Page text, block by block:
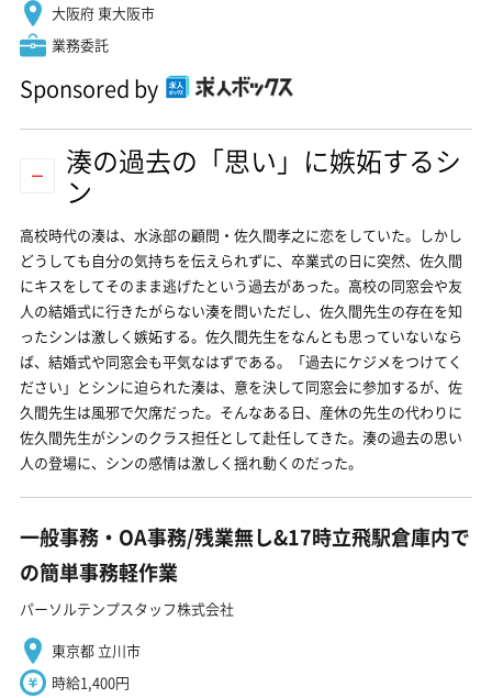
大阪府 東大阪市
業務委託
Sponsored by
湊の過去の「思い」に嫉妬するシ
ン
高校時代の湊は、水泳部の顧問・佐久間孝之に恋をしていた。しかし
どうしても自分の気持ちを伝えられずに、卒業式の日に突然、佐久間
にキスをしてそのまま逃げたという過去があった。高校の同窓会や友
人の結婚式に行きたがらない湊を問いただし、佐久間先生の存在を知
ったシンは激しく嫉妬する。佐久間先生をなんとも思っていないなら
ば、結婚式や同窓会も平気なはずである。「過去にケジメをつけてく
ださい」とシンに迫られた湊は、意を決して同窓会に参加するが、佐
久間先生は風邪で欠席だった。そんなある日、産休の先生の代わりに
佐久間先生がシンのクラス担任として赴任してきた。湊の過去の思い
人の登場に、シンの感情は激しく揺れ動くのだった。
一般事務・OA事務/残業無し&17時立飛駅倉庫内で
の簡単事務軽作業
パーソルテンプスタッフ株式会社
東京都 立川市
時給1,400円